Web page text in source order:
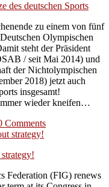
des deutschen Sports
zu einem von fünf
Olympischen
steht der Präsident
/ seit Mai 2014) und
der Nichtolympischen
2018) jetzt auch
insgesamt!
wieder kneifen…
Comments
Federation (FIG) renews